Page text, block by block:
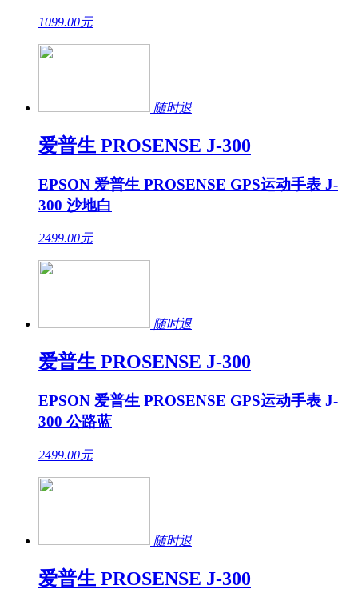
1099.00元
随时退
爱普生 PROSENSE J-300
EPSON 爱普生 PROSENSE GPS运动手表 J-
300 沙地白
2499.00元
随时退
爱普生 PROSENSE J-300
EPSON 爱普生 PROSENSE GPS运动手表 J-
300 公路蓝
2499.00元
随时退
爱普生 PROSENSE J-300